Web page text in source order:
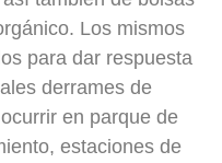
Los mismos
para dar respuesta
derrames de
en parque de
estaciones de